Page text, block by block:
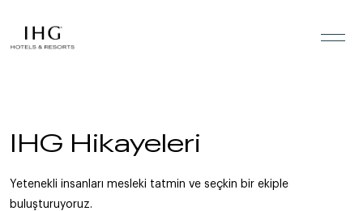
IHG Hikayeleri
Yetenekli insanları mesleki tatmin ve seçkin bir ekiple
buluşturuyoruz.